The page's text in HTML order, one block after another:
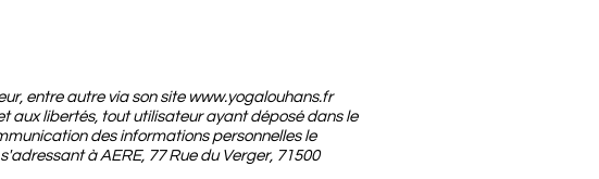
entre autre via son site www.yogalouhans.fr
aux libertés, tout utilisateur ayant déposé dans le
des informations personnelles le
à AERE, 77 Rue du Verger, 71500